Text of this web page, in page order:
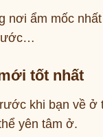
nơi ẩm mốc
tốt nhất
khi bạn về ở
yên tâm ở.